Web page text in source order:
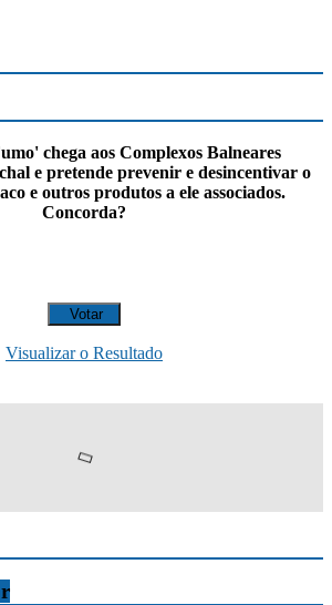
chega aos Complexos Balneares
e pretende prevenir e desincentivar o
e outros produtos a ele associados.
Concorda?
Visualizar o Resultado